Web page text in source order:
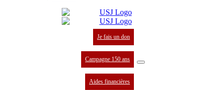
Je fais un don
Campagne 150 ans
Aides financières